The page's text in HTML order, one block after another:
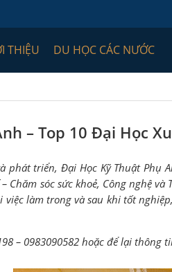
THIỆU DU HỌC CÁC NƯỚC
– Top 10 Đại Học
phát triển, Đại Học Kỹ Thuật Phụ
Chăm sóc sức khoẻ, Công nghệ
làm trong và sau khi tốt
– 0983090582 hoặc để lại